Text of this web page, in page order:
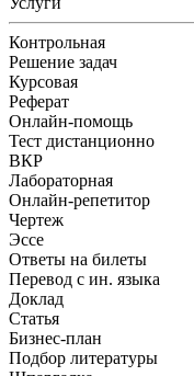
Контрольная
Решение задач
Курсовая
Реферат
Онлайн-помощь
Тест дистанционно
ВКР
Лабораторная
Онлайн-репетитор
Чертеж
Эссе
Ответы на билеты
Перевод с ин. языка
Доклад
Статья
Бизнес-план
Подбор литературы